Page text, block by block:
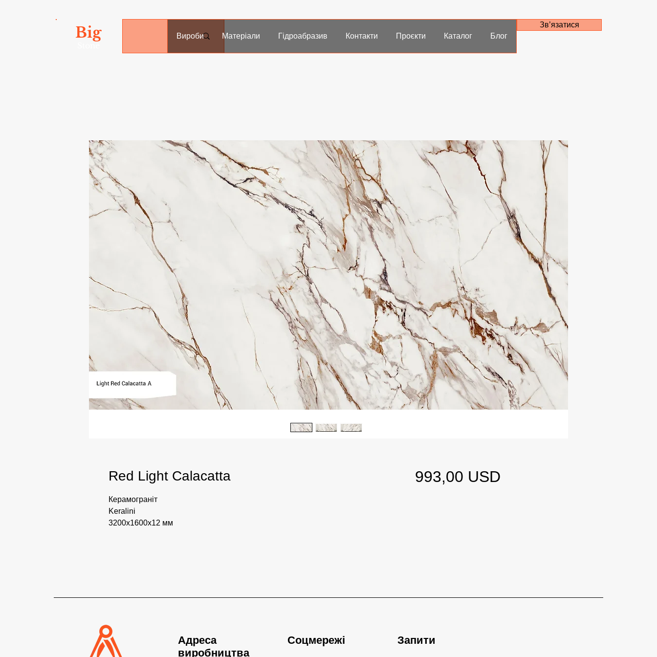
Big Вироби Матеріали Гідроабразив Контакти Проєкти Каталог Блог
Зв’язатися
Red Light Calacatta
Керамограніт
Keralini
3200х1600х12 мм
993,00 USDЦіна
Адреса
виробництва
Соцмережі Запити